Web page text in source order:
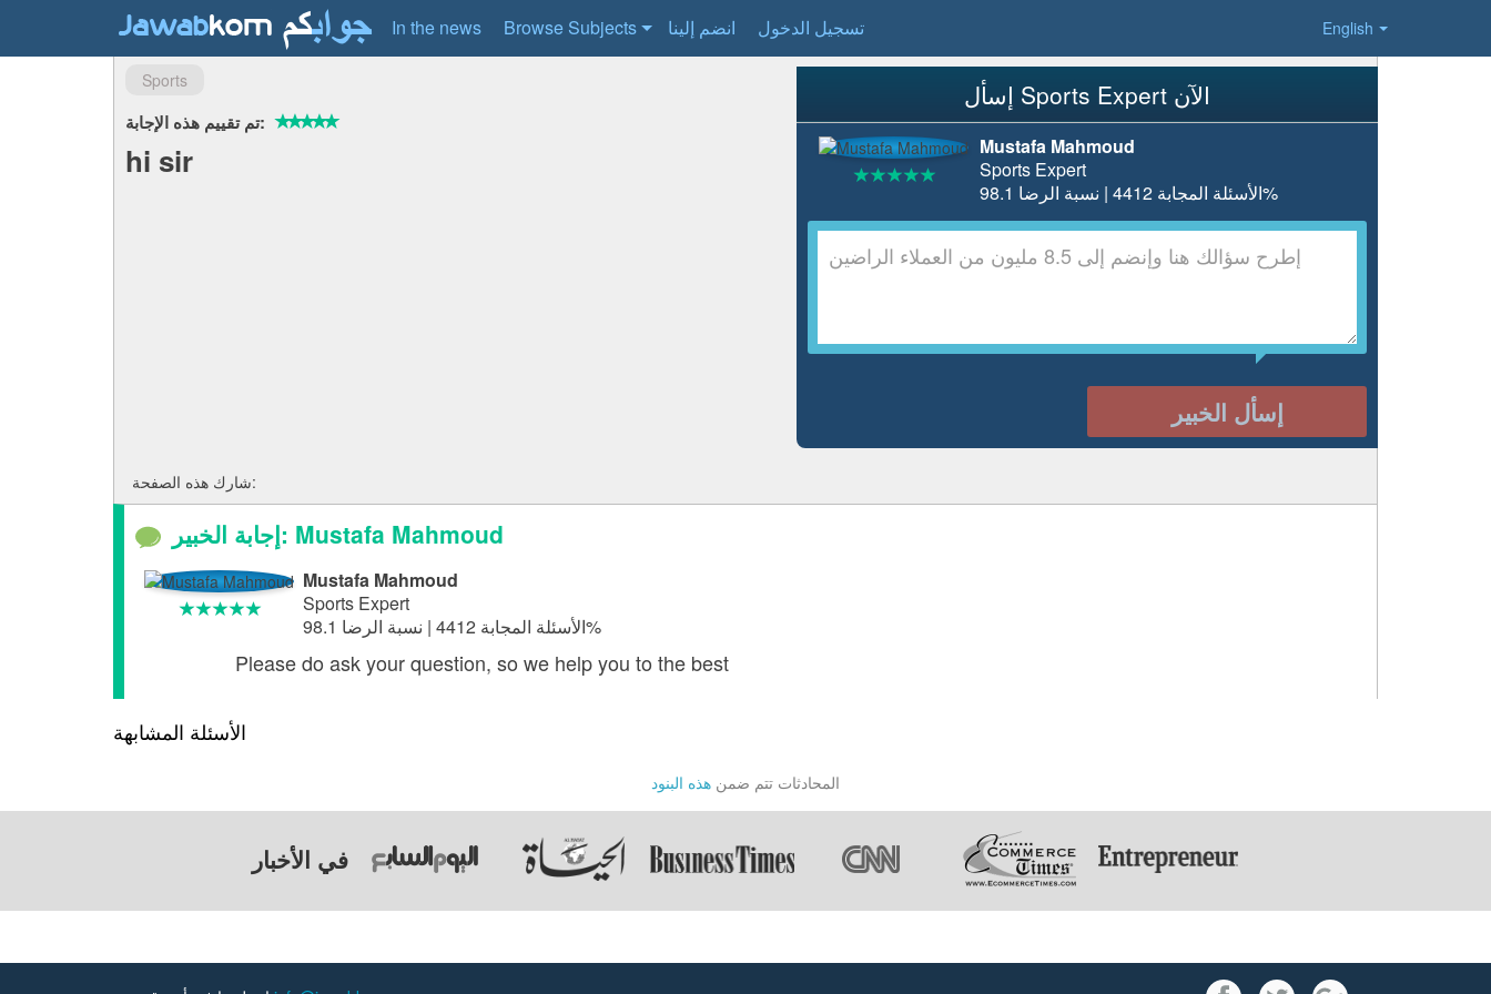
English
In the news Browse Subjects انضم إلينا تسجيل الدخول
إسأل Sports Expert الآن
Mustafa Mahmoud
Sports Expert
الأسئلة المجابة 4412 | نسبة الرضا 98.1%
إسأل الخبير
Sports
تم تقييم هذه الإجابة:
hi sir
شارك هذه الصفحة:
إجابة الخبير: Mustafa Mahmoud
Mustafa Mahmoud
Sports Expert
الأسئلة المجابة 4412 | نسبة الرضا 98.1%
Please do ask your question, so we help you to the best
الأسئلة المشابهة
المحادثات تتم ضمن هذه البنود
في الأخبار